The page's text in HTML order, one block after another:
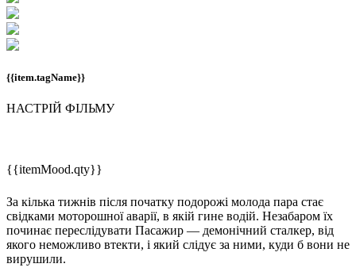
{{item.tagName}}
НАСТРІЙ ФІЛЬМУ
{{itemMood.qty}}
За кілька тижнів після початку подорожі молода пара стає
свідками моторошної аварії, в якій гине водій. Незабаром їх
починає переслідувати Пасажир — демонічний сталкер, від
якого неможливо втекти, і який слідує за ними, куди б вони не
вирушили.